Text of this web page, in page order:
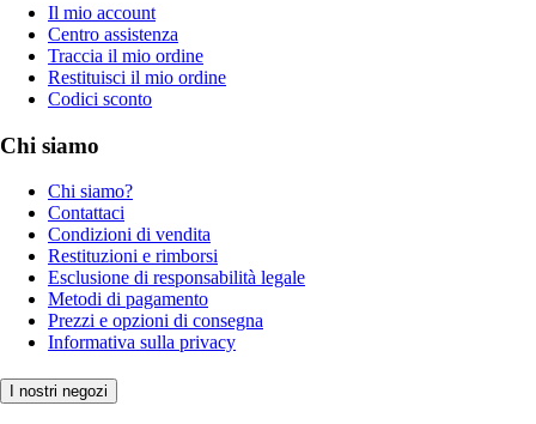
Il mio account
Centro assistenza
Traccia il mio ordine
Restituisci il mio ordine
Codici sconto
Chi siamo
Chi siamo?
Contattaci
Condizioni di vendita
Restituzioni e rimborsi
Esclusione di responsabilità legale
Metodi di pagamento
Prezzi e opzioni di consegna
Informativa sulla privacy
I nostri negozi